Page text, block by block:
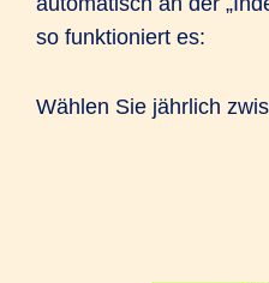
so funktioniert es:
Wählen Sie jährlich